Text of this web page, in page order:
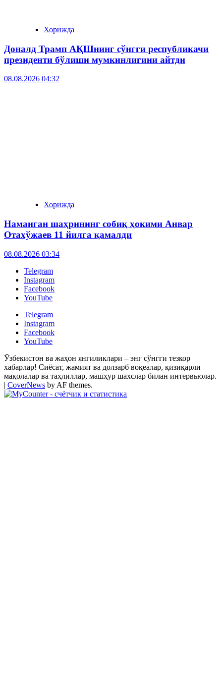
Хорижда
Доналд Трамп АҚШнинг сўнгги республикачи
президенти бўлиши мумкинлигини айтди
08.08.2026 04:32
Хорижда
Наманган шаҳрининг собиқ ҳокими Анвар
Отахўжаев 11 йилга қамалди
08.08.2026 03:34
Telegram
Instagram
Facebook
YouTube
Telegram
Instagram
Facebook
YouTube
Ўзбекистон ва жаҳон янгиликлари – энг сўнгги тезкор
хабарлар! Сиёсат, жамият ва долзарб воқеалар, қизиқарли
мақолалар ва таҳлиллар, машҳур шахслар билан интервьюлар.
| CoverNews by AF themes.